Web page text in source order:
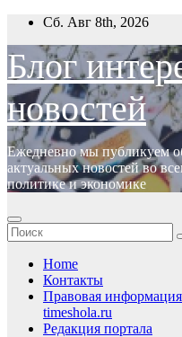
Перейти
содержимому
Сб. Авг 8th, 2026
Блог
новостей
Ежедневно мы публикуем
актуальных новостей во
политике и экономике
Home
Контакты
Правовая информация
timeshola.ru
Редакция портала